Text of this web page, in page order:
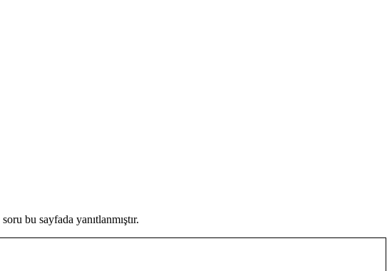
bu sayfada yanıtlanmıştır.